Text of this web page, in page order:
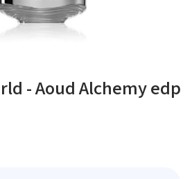
- Aoud Alchemy edp